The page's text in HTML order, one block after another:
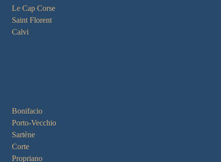
Le Cap Corse
Saint Florent
Calvi
Bonifacio
Porto-Vecchio
Sartène
Corte
Propriano